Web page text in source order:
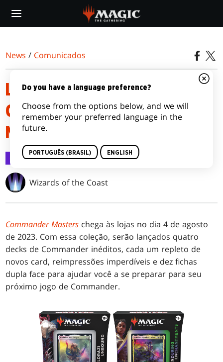
main
News / Comunicados
LISTAS DE DECKS DE
COMMANDER DE COMMANDER
MASTERS
Comunicados 18 jul 2023
Wizards of the Coast
Commander Masters chega às lojas no dia 4 de agosto
de 2023. Com essa coleção, serão lançados quatro
decks de Commander inéditos, cada um repleto de
novos card, reimpressões imperdíveis e dez fichas
dupla face para ajudar você a se preparar para seu
próximo jogo de Commander.
Do you have a language preference?
Choose from the options below, and we will
remember your preferred language in the
future.
PORTUGUÊS (BRASIL) ENGLISH